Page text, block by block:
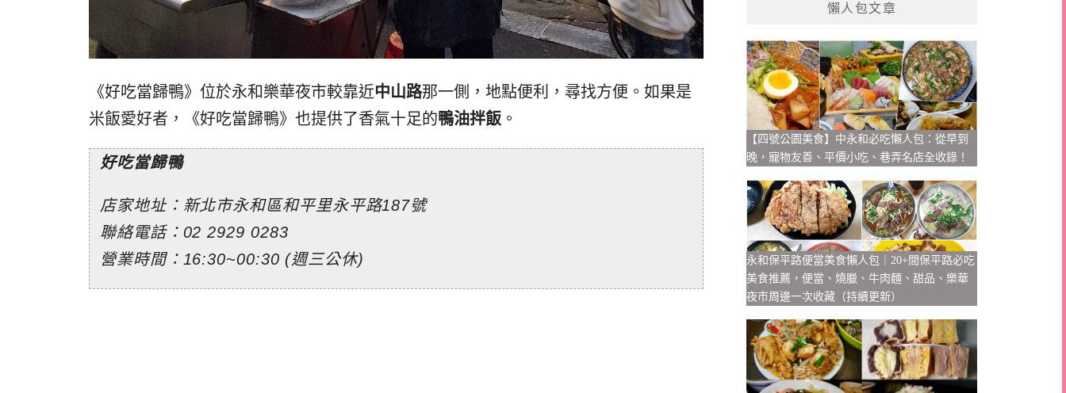
《好吃當歸鴨》位於永和樂華夜市較靠近中山路那一側，地點便利，尋找方便。如果是
米飯愛好者，《好吃當歸鴨》也提供了香氣十足的鴨油拌飯 。
好吃當歸鴨
店家地址：新北市永和區和平里永平路187號
聯絡電話：02 2929 0283
營業時間：16:30~00:30 (週三公休)
懶人包文章
【四號公園美食】中永和必吃懶人包：從早到
晚，寵物友善、平價小吃、巷弄名店全收錄！
永和保平路便當美食懶人包｜20+間保平路必吃
美食推薦，便當、燒臘、牛肉麵、甜品、樂華
夜市周邊一次收藏（持續更新）